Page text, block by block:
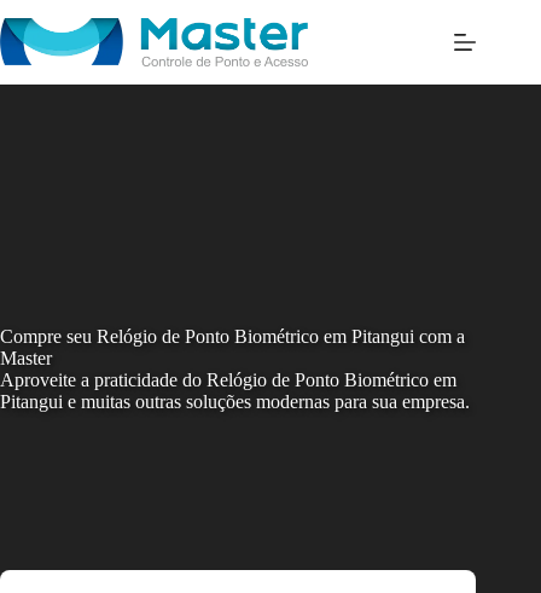
to
content
Compre seu Relógio de Ponto Biométrico em Pitangui com a
Master
Aproveite a praticidade do Relógio de Ponto Biométrico em
Pitangui e muitas outras soluções modernas para sua empresa.